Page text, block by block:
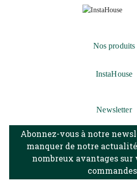
Nos produits
InstaHouse
Newsletter
Abonnez-vous à notre
manquer de notre
nombreux avantages sur